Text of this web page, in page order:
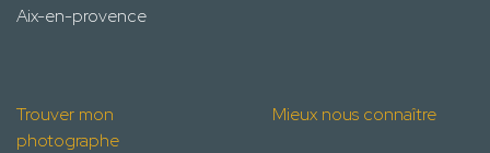
Aix-en-provence
Trouver mon
photographe
Mieux nous connaître